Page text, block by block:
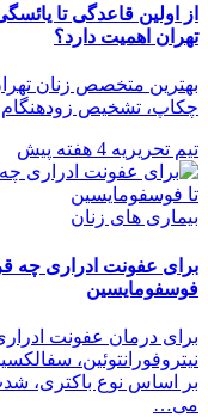
از اولین قاعدگی تا
تهران اهمیت دارد؟
بهترین متخصص زنان
چکاپ، تشخیص زودهنگام
تیم تحریریه 4 هفته پیش
بیماری های زنان
برای عفونت ادراری چه
فوسفومایسین
برای درمان عفونت
نیتروفورانتوئین،
بر اساس نوع باکتری،
می…